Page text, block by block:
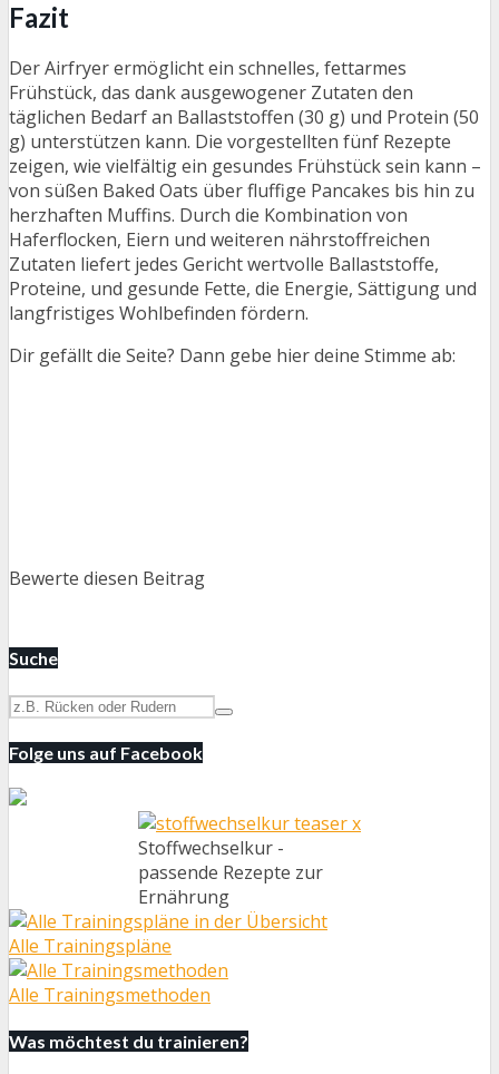
Fazit
Der Airfryer ermöglicht ein schnelles, fettarmes
Frühstück, das dank ausgewogener Zutaten den
täglichen Bedarf an Ballaststoffen (30 g) und Protein (50
g) unterstützen kann. Die vorgestellten fünf Rezepte
zeigen, wie vielfältig ein gesundes Frühstück sein kann –
von süßen Baked Oats über fluffige Pancakes bis hin zu
herzhaften Muffins. Durch die Kombination von
Haferflocken, Eiern und weiteren nährstoffreichen
Zutaten liefert jedes Gericht wertvolle Ballaststoffe,
Proteine, und gesunde Fette, die Energie, Sättigung und
langfristiges Wohlbefinden fördern.
Dir gefällt die Seite? Dann gebe hier deine Stimme ab:
Bewerte diesen Beitrag
Suche
Folge uns auf Facebook
Stoffwechselkur -
passende Rezepte zur
Ernährung
Alle Trainingspläne
Alle Trainingsmethoden
Was möchtest du trainieren?